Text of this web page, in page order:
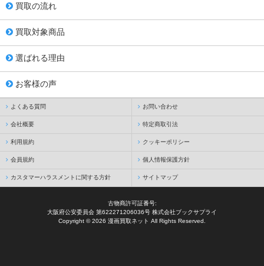
買取の流れ
買取対象商品
選ばれる理由
お客様の声
よくある質問 お問い合わせ
会社概要 特定商取引法
利用規約 クッキーポリシー
会員規約 個人情報保護方針
カスタマーハラスメントに関する方針 サイトマップ
古物商許可証番号:
大阪府公安委員会 第622271206036号 株式会社ブックサプライ
Copyright © 2026 漫画買取ネット All Rights Reserved.